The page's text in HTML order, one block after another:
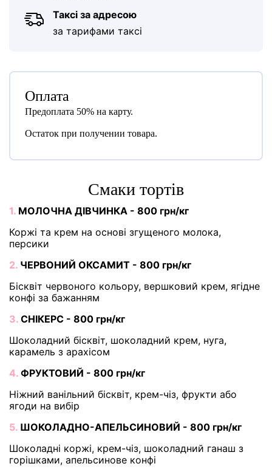
Таксі за адресою
за тарифами таксі
Оплата
Предоплата 50% на карту.
Остаток при получении товара.
Cмаки тортів
1. МОЛОЧНА ДІВЧИНКА - 800 грн/кг
Коржі та крем на основі згущеного молока,
персики
2. ЧЕРВОНИЙ ОКСАМИТ - 800 грн/кг
Бісквіт червоного кольору, вершковий крем, ягідне
конфі за бажанням
3. СНІКЕРС - 800 грн/кг
Шоколадний бісквіт, шоколадний крем, нуга,
карамель з арахісом
4. ФРУКТОВИЙ - 800 грн/кг
Ніжний ванільний бісквіт, крем-чіз, фрукти або
ягоди на вибір
5. ШОКОЛАДНО-АПЕЛЬСИНОВИЙ - 800 грн/кг
Шоколадні коржі, крем-чіз, шоколадний ганаш з
горішками, апельсинове конфі